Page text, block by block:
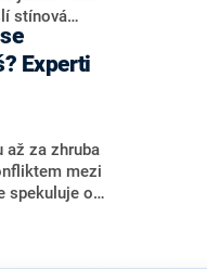
stínová
V
servítky
Jeronýma
lidská
na
se také
promluvila o
Experti
až za zhruba
mezi
spekuluje o
současná
vytahují
moc je